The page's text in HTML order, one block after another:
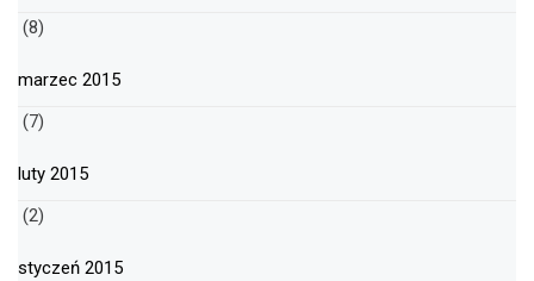
(8)
marzec 2015
(7)
luty 2015
(2)
styczeń 2015